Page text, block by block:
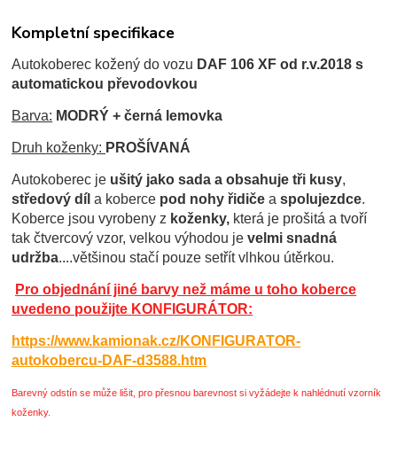
Kompletní specifikace
Autokoberec kožený do vozu DAF 106 XF od r.v.2018 s
automatickou převodovkou
Barva: MODRÝ + černá lemovka
Druh koženky: PROŠÍVANÁ
Autokoberec je ušitý jako sada a obsahuje tři kusy,
středový díl a koberce pod nohy řidiče aspolujezdce.
Koberce jsou vyrobeny z koženky, která je prošitá a tvoří
tak čtvercový vzor, velkou výhodou jevelmi snadná
udržba....většinou stačí pouze setřít vlhkou útěrkou.
Pro objednání jiné barvy než máme u toho koberce
uvedeno použijte KONFIGURÁTOR:
https://www.kamionak.cz/KONFIGURATOR-
autokobercu-DAF-d3588.htm
Barevný odstín se může lišit, pro přesnou barevnost si vyžádejte k nahlédnutí vzorník
koženky.